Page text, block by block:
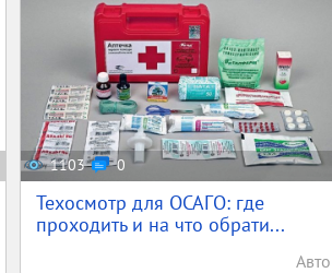
1103 0
Техосмотр для ОСАГО: где
проходить и на что обрати...
Авто